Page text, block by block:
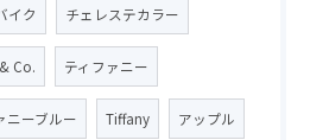
イク チェレステカラー
Co. ティファニー
ニーブルー Tiffany アップル